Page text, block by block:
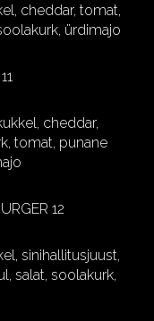
cheddar, tomat,
ürdimajo
cheddar,
tomat, punane
12
sinihallitusjuust,
salat, soolakurk,